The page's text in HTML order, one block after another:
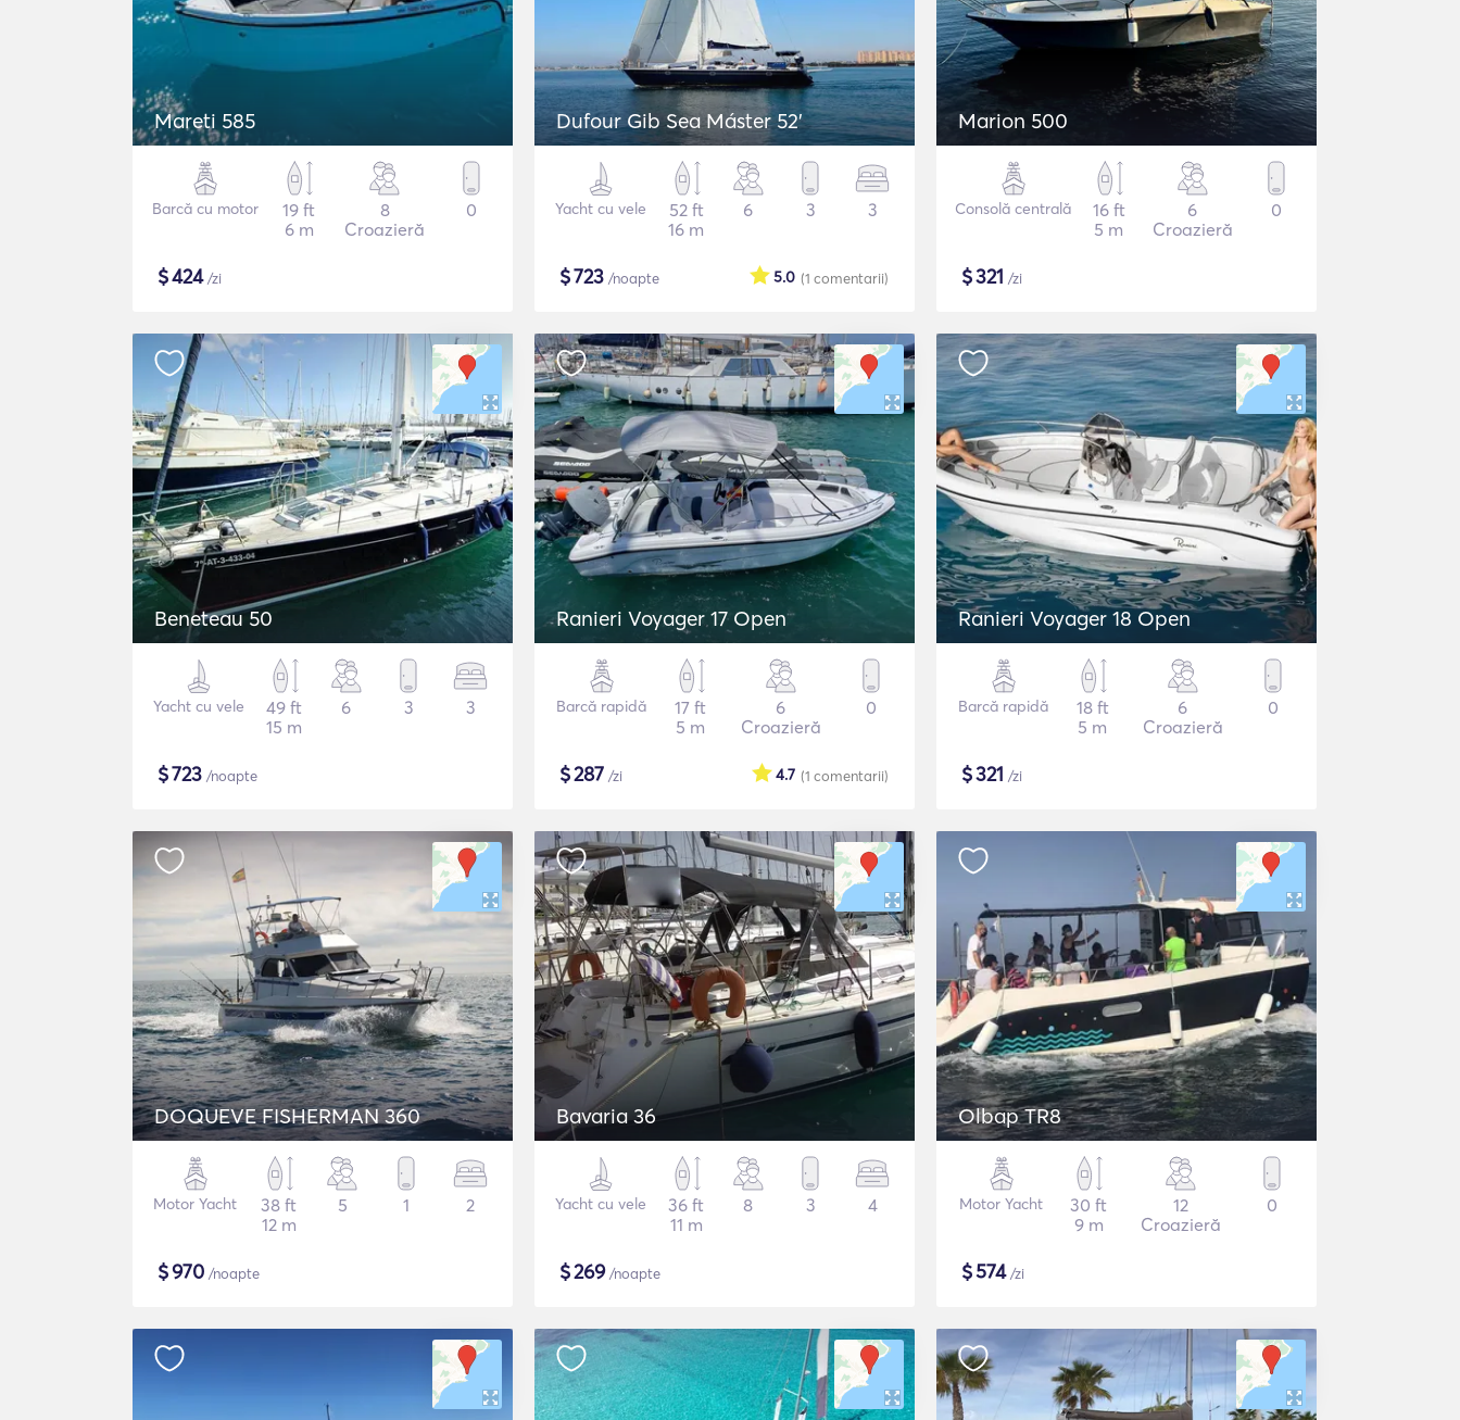
Mareti 585
Barcă cu motor
19 ft
6 m
8
Croazieră
0
$424/zi
Dufour Gib Sea Máster 52’
Yacht cu vele
52 ft
16 m
6 3 3
$723 /noapte (1 comentarii)
5.0
Marion 500
Consolă centrală
16 ft
5 m
6
Croazieră
0
$321 /zi
Beneteau 50
Yacht cu vele
49 ft
15 m
6 3 3
$723 /noapte
Ranieri Voyager 17 Open
Barcă rapidă
17 ft
5 m
6
Croazieră
0
$287 /zi (1 comentarii)
4.7
Ranieri Voyager 18 Open
Barcă rapidă
18 ft
5 m
6
Croazieră
0
$321 /zi
DOQUEVE FISHERMAN 360
Motor Yacht
38 ft
12 m
5 1 2
$970 /noapte
Bavaria 36
Yacht cu vele
36 ft
11 m
8 3 4
$269/noapte
Olbap TR8
Motor Yacht
30 ft
9 m
12
Croazieră
0
$574/zi